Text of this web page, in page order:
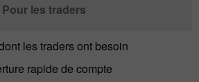
Pour les traders
les traders ont besoin
rapide de compte